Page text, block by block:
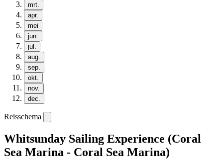
mrt.
apr.
mei
jun.
jul.
aug.
sep.
okt.
nov.
dec.
Reisschema
Whitsunday Sailing Experience (Coral
Sea Marina - Coral Sea Marina)